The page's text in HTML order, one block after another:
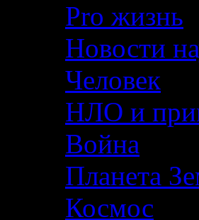
Pro жизнь
Новости
Человек
НЛО и
Война
Планета
Космос